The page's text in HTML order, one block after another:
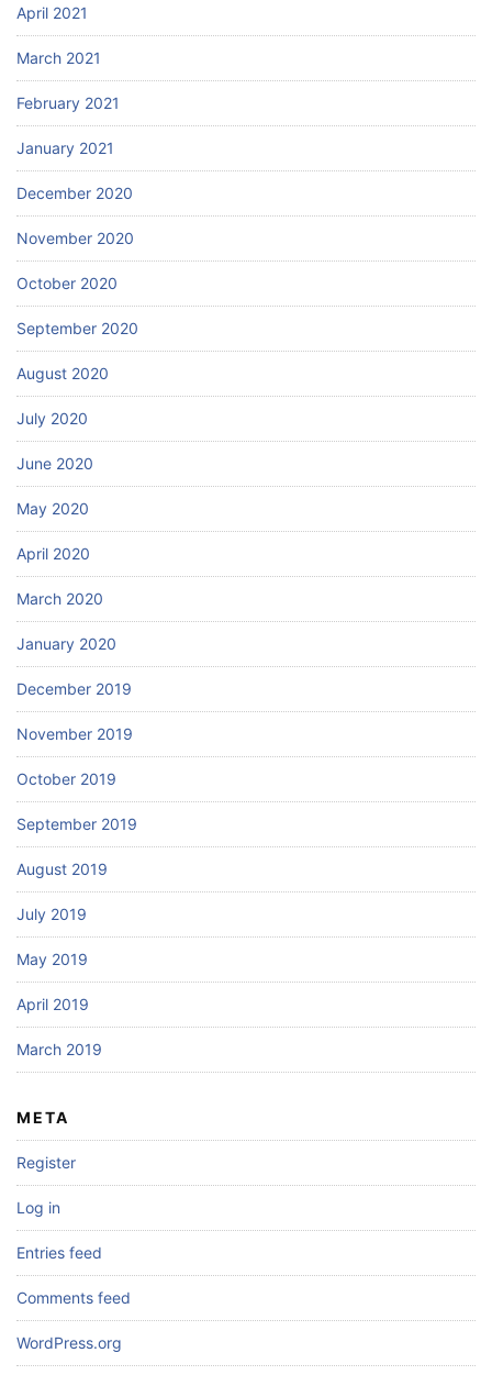
April 2021
March 2021
February 2021
January 2021
December 2020
November 2020
October 2020
September 2020
August 2020
July 2020
June 2020
May 2020
April 2020
March 2020
January 2020
December 2019
November 2019
October 2019
September 2019
August 2019
July 2019
May 2019
April 2019
March 2019
META
Register
Log in
Entries feed
Comments feed
WordPress.org